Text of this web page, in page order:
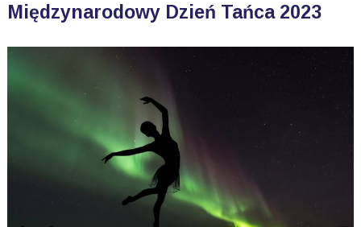
Międzynarodowy Dzień Tańca 2023